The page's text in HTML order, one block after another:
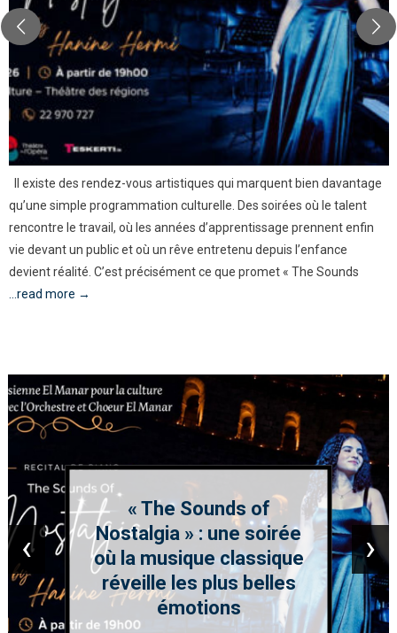
Il existe des rendez-vous artistiques qui marquent bien davantage
qu’une simple programmation culturelle. Des soirées où le talent
rencontre le travail, où les années d’apprentissage prennent enfin
vie devant un public et où un rêve entretenu depuis l’enfance
devient réalité. C’est précisément ce que promet « The Sounds
...read more →
« The Sounds of
Nostalgia » : une soirée
où la musique classique
réveille les plus belles
émotions
‹ ›